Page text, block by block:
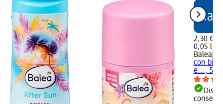
2,30 €
0,05 l
Balea
con
e..., 50